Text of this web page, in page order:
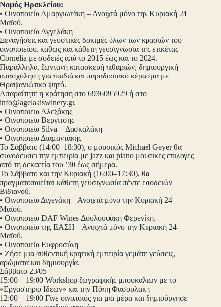
Νομός Ηρακλείου:
• Οινοποιείο Αμαργιωτάκη – Ανοιχτά μόνο την Κυριακή 24
Μαϊού.
• Οινοποιείο Αγγελάκη
Ξεναγήσεις και γευστικές δοκιμές όλων των κρασιών του
οινοποιείου, καθώς και κάθετη γευσιγνωσία της ετικέτας
Cornelia με σοδειές από το 2015 έως και το 2024.
Παράλληλα, ζωντανή κατασκευή πιθαριών, δημιουργική
απασχόληση για παιδιά και παραδοσιακό κέρασμα με
Θραψανιώτικο ψητό.
Απαραίτητη η κράτηση στο 6936095929 ή στο
info@agelakiswinery.gr.
• Οινοποιειο Αλεξάκης
• Οινοποιείο Βεργίτσης
• Οινοποιείο Silva – Δασκαλάκη
• Οινοποιείο Διαμαντάκης
Το Σάββατο (14:00–18:00), ο μουσικός Michael Geyer θα
συνοδεύσει την εμπειρία με jazz και piano μουσικές επιλογές
από τη δεκαετία του ’30 έως σήμερα.
Το Σάββατο και την Κυριακή (16:00–17:30), θα
πραγματοποιείται κάθετη γευσιγνωσία πέντε εσοδειών
Βιδιανού.
• Οινοποιείο Διγενάκη – Ανοιχτά μόνο την Κυριακή 24
Μαϊού.
• Οινοποιείο DAF Wines Δουλουφάκη Φερενίκη.
• Οινοποιείο της ΕΑΣΗ – Ανοιχτά μόνο την Κυριακή 24
Μαϊού.
• Οινοποιείο Ευφροσύνη
• Ζήσε μια αυθεντική κρητική εμπειρία γεμάτη γεύσεις,
αρώματα και δημιουργία.
Σάββατο 23/05
15:00 – 19:00 Workshop ζωγραφικής μπουκαλιών με το
«Εργαστήριο Ιδεών» και την Πόπη Φασουλακη
12:00 – 19:00 Γίνε οινοποιός για μια μέρα και δημιούργησε